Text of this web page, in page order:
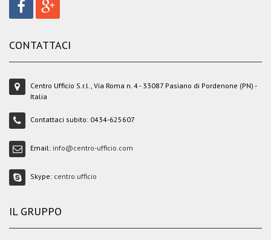
CONTATTACI
Centro Ufficio S.r.l., Via Roma n. 4 - 33087 Pasiano di Pordenone (PN) -
Italia
Contattaci subito: 0434-625607
Email: info@centro-ufficio.com
Skype: centro.ufficio
IL GRUPPO